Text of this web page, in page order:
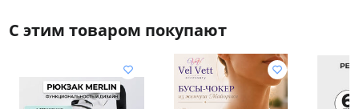
С этим товаром покупают